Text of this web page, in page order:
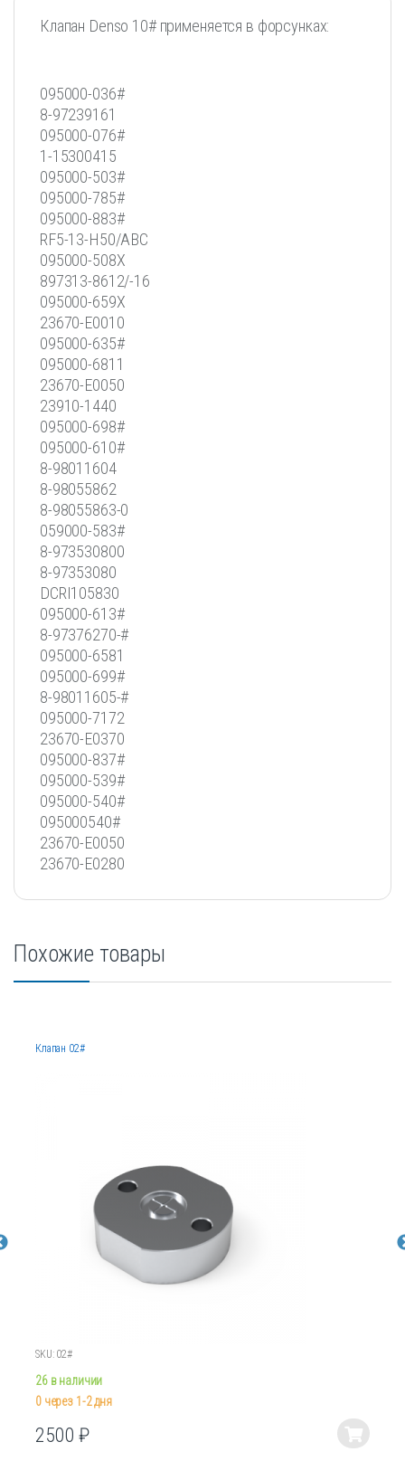
Клапан Denso 10# применяется в форсунках:
095000-036#
8-97239161
095000-076#
1-15300415
095000-503#
095000-785#
095000-883#
RF5-13-H50/ABC
095000-508X
897313-8612/-16
095000-659X
23670-E0010
095000-635#
095000-6811
23670-E0050
23910-1440
095000-698#
095000-610#
8-98011604
8-98055862
8-98055863-0
059000-583#
8-973530800
8-97353080
DCRI105830
095000-613#
8-97376270-#
095000-6581
095000-699#
8-98011605-#
095000-7172
23670-E0370
095000-837#
095000-539#
095000-540#
095000540#
23670-E0050
23670-E0280
Похожие товары
Клапан 02#
SKU: 02#
26 в наличии
0 через 1-2 дня
2500₽
Этот